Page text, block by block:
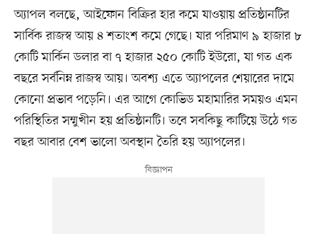
অ্যাপল বলছে, আইফোন বিক্রির হার কমে যাওয়ায় প্রতিষ্ঠানটির
সার্বিক রাজস্ব আয় ৪ শতাংশ কমে গেছে। যার পরিমাণ ৯ হাজার ৮
কোটি মার্কিন ডলার বা ৭ হাজার ২৫০ কোটি ইউরো, যা গত এক
বছরে সর্বনিম্ন রাজস্ব আয়। অবশ্য এতে অ্যাপলের শেয়ারের দামে
কোনো প্রভাব পড়েনি। এর আগে কোভিড মহামারির সময়ও এমন
পরিস্থিতির সম্মুখীন হয় প্রতিষ্ঠানটি। তবে সবকিছু কাটিয়ে উঠে গত
বছর আবার বেশ ভালো অবস্থান তৈরি হয় অ্যাপলের।